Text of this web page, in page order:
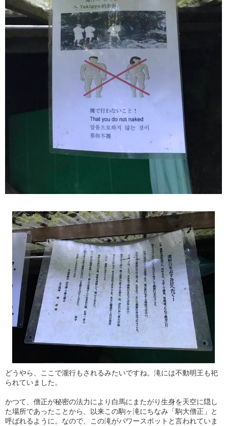
どうやら、ここで瀧行もされるみたいですね。滝には不動明王も祀
られていました。
かつて、僧正が秘密の法力により白馬にまたがり生身を天空に隠し
た場所であったことから、以来この駒ヶ滝にちなみ「駒大僧正」と
呼ばれるように。なので、この滝がパワースポットと言われていま